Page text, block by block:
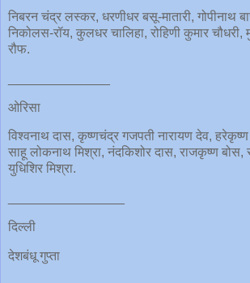
निबरन चंद्र लस्कर, धरणीधर बसू-मातारी, गोपीनाथ
निकोलस-रॉय, कुलधर चालिहा, रोहिणी कुमार चौधरी,
रौफ.
ओरिसा
विश्वनाथ दास, कृष्णचंद्र गजपती नारायण देव, हरेकृष्ण
साहू लोकनाथ मिश्रा, नंदकिशोर दास, राजकृष्ण बोस,
युधिशिर मिश्रा.
दिल्ली
देशबंधू गुप्ता